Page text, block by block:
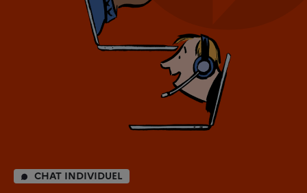
CHAT INDIVIDUEL